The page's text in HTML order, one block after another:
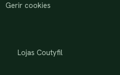
Gerir cookies
Lojas Coutyfil